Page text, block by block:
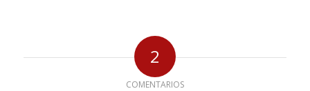
2
COMENTARIOS